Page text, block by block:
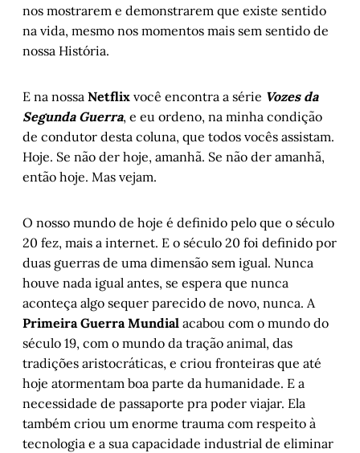
nos mostrarem e demonstrarem que existe sentido
na vida, mesmo nos momentos mais sem sentido de
nossa História.
E na nossa Netflix você encontra a série Vozes da
Segunda Guerra, e eu ordeno, na minha condição
de condutor desta coluna, que todos vocês assistam.
Hoje. Se não der hoje, amanhã. Se não der amanhã,
então hoje. Mas vejam.
O nosso mundo de hoje é definido pelo que o século
20 fez, mais a internet. E o século 20 foi definido por
duas guerras de uma dimensão sem igual. Nunca
houve nada igual antes, se espera que nunca
aconteça algo sequer parecido de novo, nunca. A
Primeira Guerra Mundial acabou com o mundo do
século 19, com o mundo da tração animal, das
tradições aristocráticas, e criou fronteiras que até
hoje atormentam boa parte da humanidade. E a
necessidade de passaporte pra poder viajar. Ela
também criou um enorme trauma com respeito à
tecnologia e a sua capacidade industrial de eliminar